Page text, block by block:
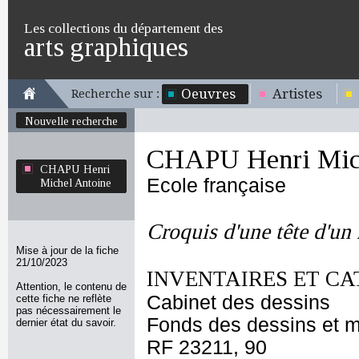
Les collections du département des
arts graphiques
Recherche sur : Oeuvres Artistes
Nouvelle recherche
CHAPU Henri
Michel Antoine
Mise à jour de la fiche
21/10/2023
Attention, le contenu de
cette fiche ne reflète
pas nécessairement le
dernier état du savoir.
CHAPU Henri
Ecole française
Croquis d'une tête
INVENTAIRES ET
Cabinet des dessins
Fonds des dessins et
RF 23211, 90